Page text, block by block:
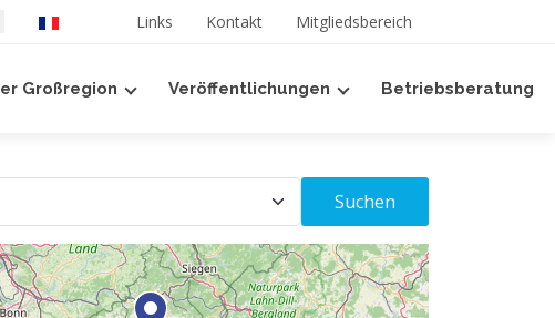
auswählen Links Kontakt Mitgliedsbereich
Großregion Veröffentlichungen Betriebsberatung
Suchen